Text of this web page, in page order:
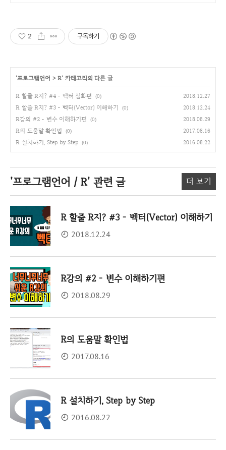
2 구독하기
'프로그램언어 >R' 카테고리의 다른 글
R 할줄 R지? #4 - 벡터 심화편 (0) 2018.12.27
R 할줄 R지? #3 - 벡터(Vector) 이해하기 (0) 2018.12.24
R강의 #2 - 변수 이해하기편 (0) 2018.08.29
R의 도움말 확인법 (0) 2017.08.16
R 설치하기, Step by Step (0) 2016.08.22
'프로그램언어 / R' 관련 글 더 보기
R 할줄 R지? #3 - 벡터(Vector) 이해하기
2018.12.24
R강의 #2 - 변수 이해하기편
2018.08.29
R의 도움말 확인법
2017.08.16
R 설치하기, Step by Step
2016.08.22